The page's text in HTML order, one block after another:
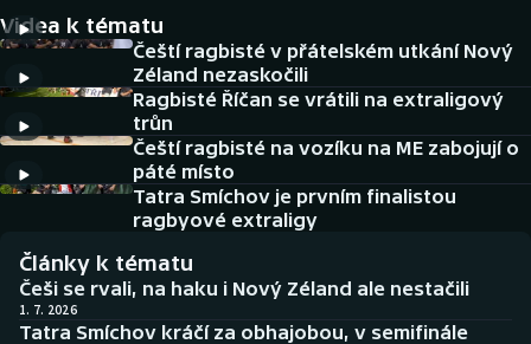
Cyklistika
DALŠÍ SPORTY
Americký fotbal
Baseball a softbal
Basketbal
Biatlon
NEPŘEHLÉDNĚTE
Soutěže
Historické návraty
Aplikace ČT sport
Videa k tématu
Čeští ragbisté v přátelském utkání Nový
Zéland nezaskočili
Ragbisté Říčan se vrátili na extraligový
trůn
Čeští ragbisté na vozíku na ME zabojují o
páté místo
Tatra Smíchov je prvním finalistou
ragbyové extraligy
Články k tématu
Češi se rvali, na haku i Nový Zéland ale nestačili
1. 7. 2026
Tatra Smíchov kráčí za obhajobou, v semifinále